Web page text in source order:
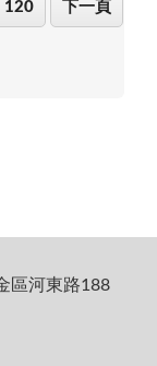
120 下一頁
區河東路188